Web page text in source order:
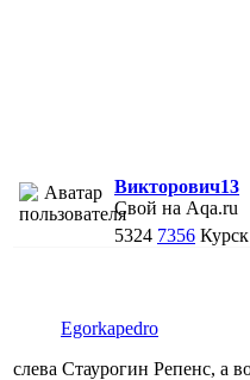
Викторович13
Свой на Aqa.ru
5324 7356 Курск
Egorkapedro
слева Стаурогин Репенс, а